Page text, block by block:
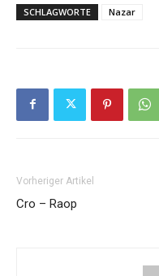
SCHLAGWORTE Nazar
Vorheriger Artikel
Cro – Raop